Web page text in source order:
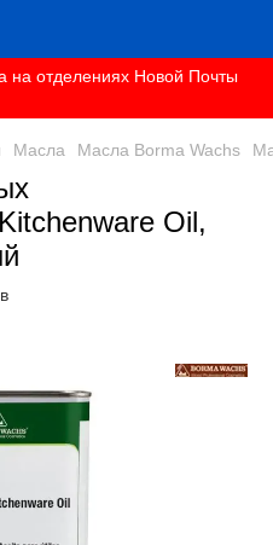
на отделениях Новой Почты
Масла Масла Borma Wachs
Oil,